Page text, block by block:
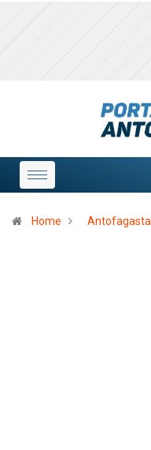
Home Antofagasta